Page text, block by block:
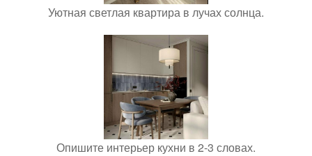
Уютная светлая квартира в лучах солнца.
Опишите интерьер кухни в 2-3 словах.